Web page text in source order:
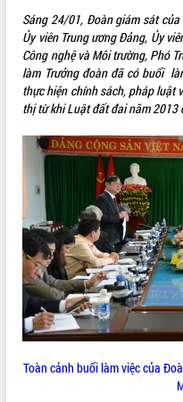
SỞ, BAN, NGÀNH
UBND CÁC XÃ, PHƯỜNG
THÔNG TIN CHỈ ĐẠO ĐIỀU HÀNH
HỆ THỐNG VĂN BẢN
VĂN BẢN HĐND TỈNH
ĐIỂM TIN VĂN BẢN
QUY HOẠCH - KẾ HOẠCH
Sáng 24/01, Đoàn giám sát
Ủy viên Trung ương Đảng, Ủy
Công nghệ và Môi trường, Phó
làm Trưởng đoàn đã có buổi
thực hiện chính sách, pháp luật
thị từ khi Luật đất đai năm 2013
Toàn cảnh buổi làm việc của